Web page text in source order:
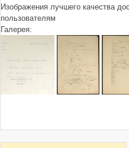
Изображения лучшего качества
пользователям
Галерея: